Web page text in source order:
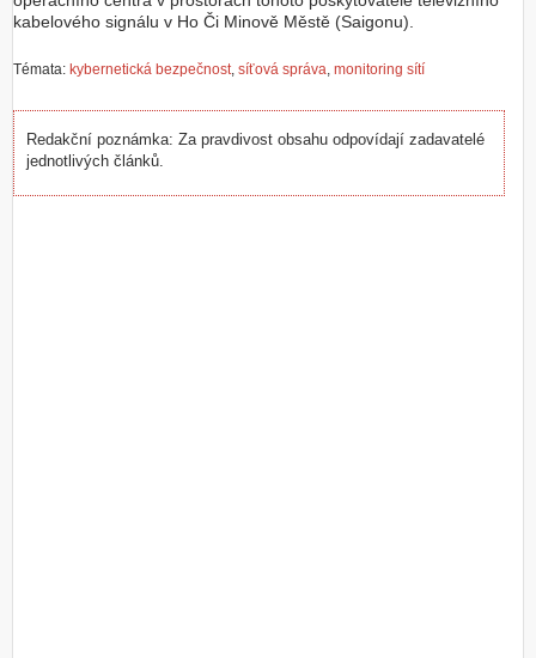
kabelového signálu v Ho Či Minově Městě (Saigonu).
Témata: kybernetická bezpečnost, síťová správa, monitoring sítí
Redakční poznámka: Za pravdivost obsahu odpovídají zadavatelé
jednotlivých článků.